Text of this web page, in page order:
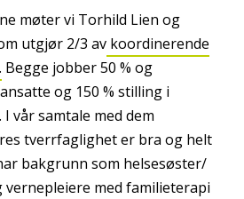
møter vi Torhild Lien og
utgjør 2/3 av koordinerende
Begge jobber 50 % og
og 150 % stilling i
vår samtale med dem
tverrfaglighet er bra og helt
bakgrunn som helsesøster/
med familieterapi